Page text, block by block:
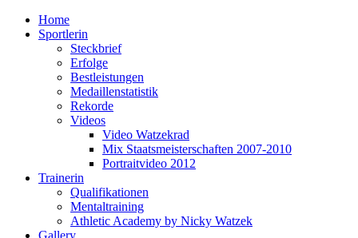
Home
Sportlerin
Steckbrief
Erfolge
Bestleistungen
Medaillenstatistik
Rekorde
Videos
Video Watzekrad
Mix Staatsmeisterschaften 2007-2010
Portraitvideo 2012
Trainerin
Qualifikationen
Mentaltraining
Athletic Academy by Nicky Watzek
Gallery